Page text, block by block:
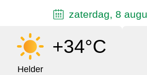
zaterdag, 8
+34°C
Helder